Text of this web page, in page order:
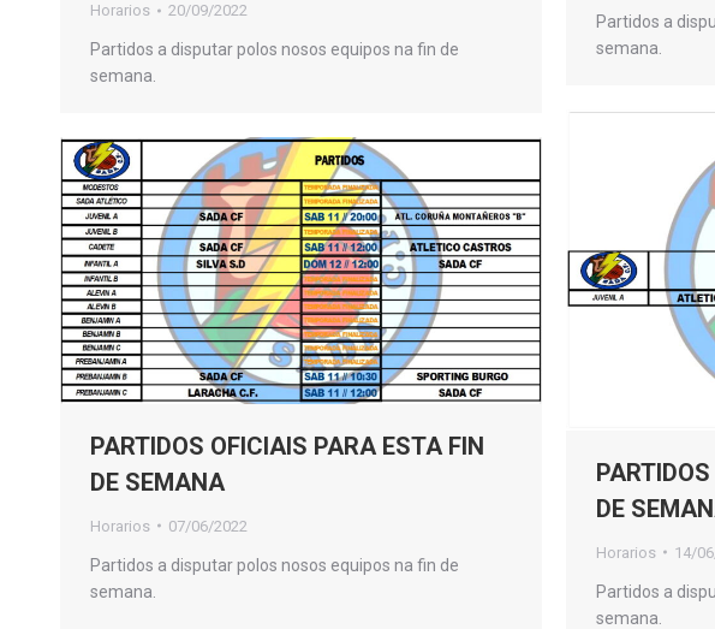
Horarios 20/09/2022
Partidos a disputar polos nosos equipos na fin de
semana.
Partidos a
semana.
DE
Horarios 14/
Partidos a
semana.
PARTIDOS OFICIAIS PARA ESTA FIN
DE SEMANA
Horarios 07/06/2022
Partidos a disputar polos nosos equipos na fin de
semana.